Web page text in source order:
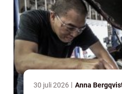
30 juli 2026 Anna